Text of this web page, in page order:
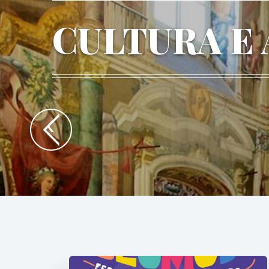
CULTURA E
‹